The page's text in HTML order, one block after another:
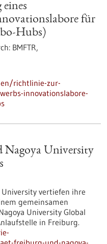
für
Hubs)
BMFTR,
richtlinie-zur-
innovationslabore-
Nagoya University
vertiefen ihre
gemeinsamen
University Global
in Freiburg.